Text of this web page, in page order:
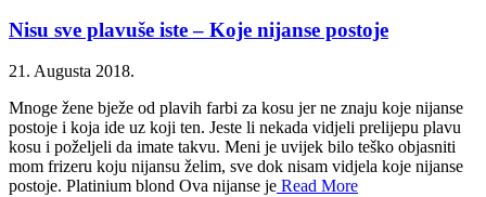
Nisu sve plavuše iste – Koje nijanse postoje
21. Augusta 2018.
Mnoge žene bježe od plavih farbi za kosu jer ne znaju koje nijanse
postoje i koja ide uz koji ten. Jeste li nekada vidjeli prelijepu plavu
kosu i poželjeli da imate takvu. Meni je uvijek bilo teško objasniti
mom frizeru koju nijansu želim, sve dok nisam vidjela koje nijanse
postoje. Platinium blond Ova nijanse je Read More